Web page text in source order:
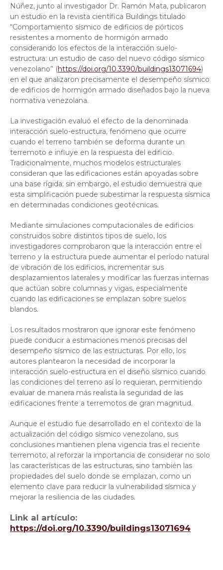
Núñez, junto al investigador Dr. Ramón Mata, publicaron
un estudio en la revista científica Buildings titulado
“Comportamiento sísmico de edificios de pórticos
resistentes a momento de hormigón armado
considerando los efectos de la interacción suelo-
estructura: un estudio de caso del nuevo código sísmico
venezolano” (https://doi.org/10.3390/buildings13071694)
en el que analizaron precisamente el desempeño sísmico
de edificios de hormigón armado diseñados bajo la nueva
normativa venezolana.
La investigación evaluó el efecto de la denominada
interacción suelo-estructura, fenómeno que ocurre
cuando el terreno también se deforma durante un
terremoto e influye en la respuesta del edificio.
Tradicionalmente, muchos modelos estructurales
consideran que las edificaciones están apoyadas sobre
una base rígida; sin embargo, el estudio demuestra que
esta simplificación puede subestimar la respuesta sísmica
en determinadas condiciones geotécnicas.
Mediante simulaciones computacionales de edificios
construidos sobre distintos tipos de suelo, los
investigadores comprobaron que la interacción entre el
terreno y la estructura puede aumentar el período natural
de vibración de los edificios, incrementar sus
desplazamientos laterales y modificar las fuerzas internas
que actúan sobre columnas y vigas, especialmente
cuando las edificaciones se emplazan sobre suelos
blandos.
Los resultados mostraron que ignorar este fenómeno
puede conducir a estimaciones menos precisas del
desempeño sísmico de las estructuras. Por ello, los
autores plantearon la necesidad de incorporar la
interacción suelo-estructura en el diseño sísmico cuando
las condiciones del terreno así lo requieran, permitiendo
evaluar de manera más realista la seguridad de las
edificaciones frente a terremotos de gran magnitud.
Aunque el estudio fue desarrollado en el contexto de la
actualización del código sísmico venezolano, sus
conclusiones mantienen plena vigencia tras el reciente
terremoto, al reforzar la importancia de considerar no solo
las características de las estructuras, sino también las
propiedades del suelo donde se emplazan, como un
elemento clave para reducir la vulnerabilidad sísmica y
mejorar la resiliencia de las ciudades.
Link al artículo:
https://doi.org/10.3390/buildings13071694